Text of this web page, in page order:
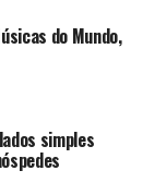
do Mundo,
simples